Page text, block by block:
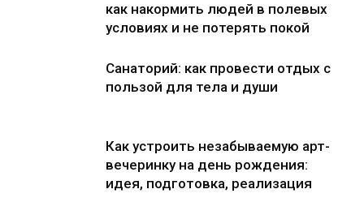
как накормить людей в полевых
условиях и не потерять покой
Санаторий: как провести отдых с
пользой для тела и души
Как устроить незабываемую арт-
вечеринку на день рождения:
идея, подготовка, реализация